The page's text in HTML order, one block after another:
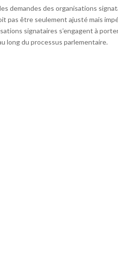
demandes des organisations
pas être seulement ajusté mais
signataires s’engagent à
long du processus parlementaire.